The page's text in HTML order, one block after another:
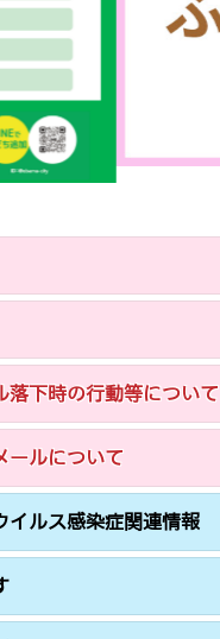
落下時の行動等について
ールについて
イルス感染症関連情報